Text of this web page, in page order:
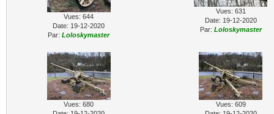
Vues: 644
Date: 19-12-2020
Par: Loloskymaster
Vues: 631
Date: 19-12-2020
Par: Loloskymaster
Vues: 680
Vues: 609